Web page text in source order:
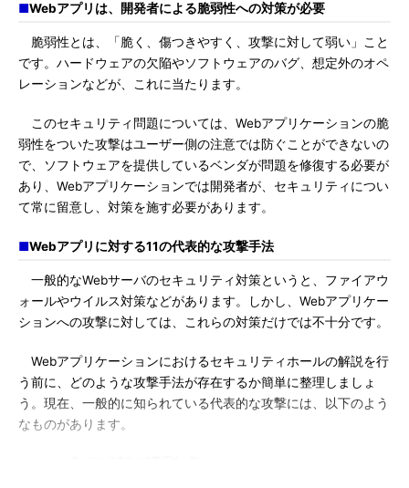
■Webアプリは、開発者による脆弱性への対策が必要
脆弱性とは、「脆く、傷つきやすく、攻撃に対して弱い」こと
です。ハードウェアの欠陥やソフトウェアのバグ、想定外のオペ
レーションなどが、これに当たります。
このセキュリティ問題については、Webアプリケーションの脆
弱性をついた攻撃はユーザー側の注意では防ぐことができないの
で、ソフトウェアを提供しているベンダが問題を修復する必要が
あり、Webアプリケーションでは開発者が、セキュリティについ
て常に留意し、対策を施す必要があります。
■Webアプリに対する11の代表的な攻撃手法
一般的なWebサーバのセキュリティ対策というと、ファイアウ
ォールやウイルス対策などがあります。しかし、Webアプリケー
ションへの攻撃に対しては、これらの対策だけでは不十分です。
Webアプリケーションにおけるセキュリティホールの解説を行
う前に、どのような攻撃手法が存在するか簡単に整理しましょ
う。現在、一般的に知られている代表的な攻撃には、以下のよう
なものがあります。